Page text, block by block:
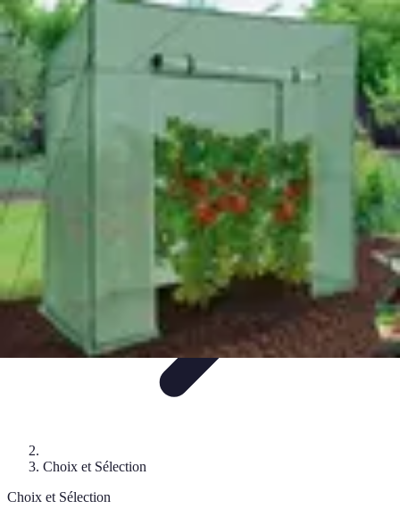
Fruits de Saison
PrintempsSaisons
Choix et
Conservation
Choix et Sélection
Choix et Sélection